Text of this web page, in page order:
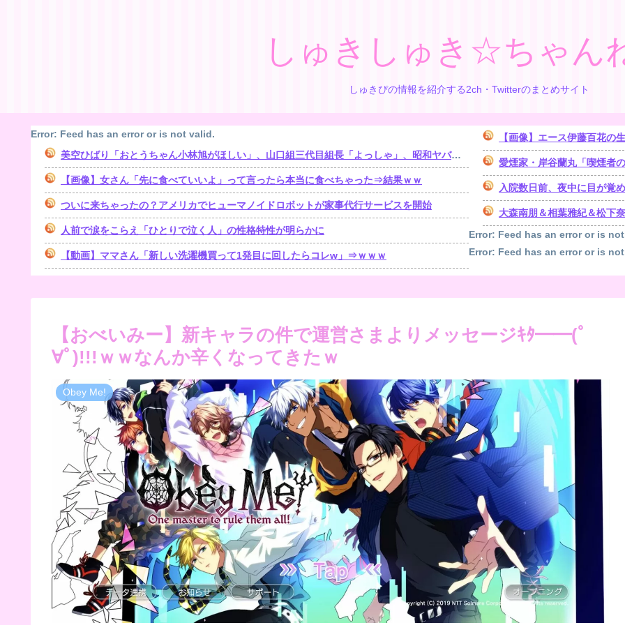
しゅきしゅき☆ちゃん
しゅきぴの情報を紹介する2ch・Twitterのまとめサイト
Error: Feed has an error or is not valid.
美空ひばり「おとうちゃん小林旭がほしい」、山口組三代目組長「よっしゃ」、昭和ヤバすぎ⇒！！！
【画像】女さん「先に食べていいよ」って言ったら本当に食べちゃった⇒結果ｗｗ
ついに来ちゃったの？アメリカでヒューマノイドロボットが家事代行サービスを開始
人前で涙をこらえ「ひとりで泣く人」の性格特性が明らかに
【動画】ママさん「新しい洗濯機買って1発目に回したらコレw」⇒ｗｗｗ
【画像】エース伊藤百花の
愛煙家・岸谷蘭丸「喫煙者
入院数日前、夜中に目が覚めたら体が動か
大森南朋＆相葉雅紀＆松下
Error: Feed has an error or is
Error: Feed has an error or is
【おべいみー】新キャラの件で運営さまよりメッセージｷﾀ━━(ﾟ
∀ﾟ)!!!ｗｗなんか辛くなってきたｗ
Obey Me!